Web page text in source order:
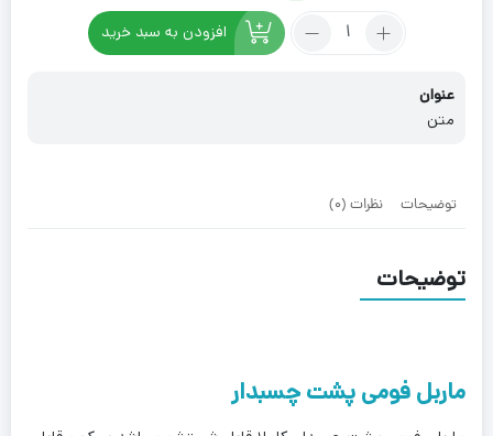
تعداد:
افزودن به سبد خرید
عنوان
متن
توضیحات نظرات (0)
توضیحات
ماربل فومی پشت چسبدار